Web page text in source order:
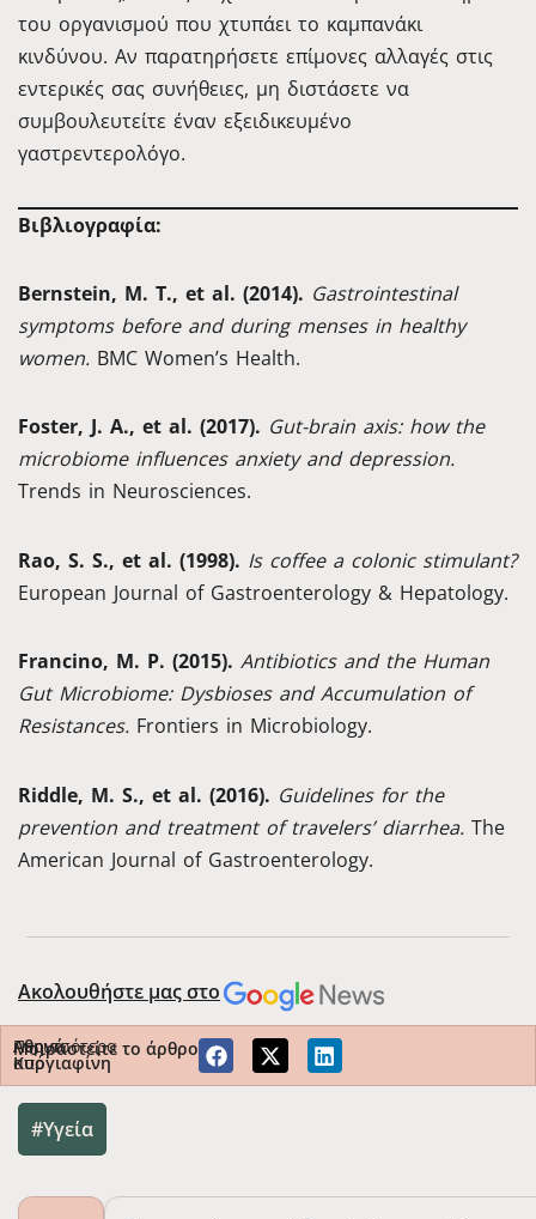
του οργανισμού που χτυπάει το καμπανάκι
κινδύνου. Αν παρατηρήσετε επίμονες αλλαγές στις
εντερικές σας συνήθειες, μη διστάσετε να
συμβουλευτείτε έναν εξειδικευμένο
γαστρεντερολόγο.
Βιβλιογραφία:
Bernstein, M. T., et al. (2014). Gastrointestinal
symptoms before and during menses in healthy
women. BMC Women’s Health.
Foster, J. A., et al. (2017). Gut-brain axis: how the
microbiome influences anxiety and depression.
Trends in Neurosciences.
Rao, S. S., et al. (1998). Is coffee a colonic stimulant?
European Journal of Gastroenterology & Hepatology.
Francino, M. P. (2015). Antibiotics and the Human
Gut Microbiome: Dysbioses and Accumulation of
Resistances. Frontiers in Microbiology.
Riddle, M. S., et al. (2016). Guidelines for the
prevention and treatment of travelers’ diarrhea. The
American Journal of Gastroenterology.
Ακολουθήστε μας στο
Περισσότερα
από
Αθηνά
Κυργιαφίνη
Μοιραστείτε το άρθρο
Υγεία